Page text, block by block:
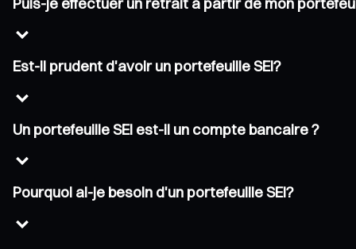
Est-il prudent d'avoir un portefeuille SEI?
Un portefeuille SEI est-il un compte bancaire ?
Pourquoi ai-je besoin d'un portefeuille SEI?